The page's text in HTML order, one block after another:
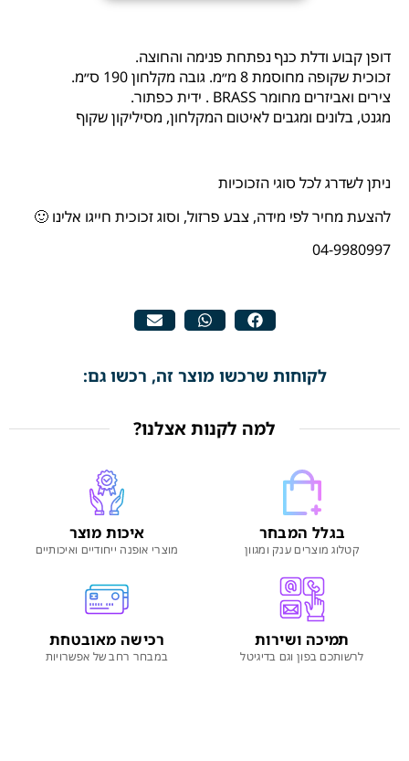
דופן קבוע ודלת כנף נפתחת פנימה והחוצה.
זכוכית שקופה מחוסמת 8 מ״מ. גובה מקלחון 190 ס״מ.
צירים ואביזרים מחומר BRASS . ידית כפתור.
מגנט, בלונים ומגבים לאיטום המקלחון, מסיליקון שקוף
ניתן לשדרג לכל סוגי הזכוכיות
להצעת מחיר לפי מידה, צבע פרזול, וסוג זכוכית חייגו אלינו 🙂
04-9980997
לקוחות שרכשו מוצר זה, רכשו גם:
למה לקנות אצלנו?
בגלל המבחר
קטלוג מוצרים ענק ומגוון
איכות מוצר
מוצרי אופנה ייחודיים ואיכותיים
תמיכה ושירות
לרשותכם בפון וגם בדיגיטל
רכישה מאובטחת
במבחר רחב של אפשרויות